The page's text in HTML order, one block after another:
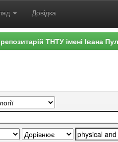
Довідка
ТНТУ імені Івана